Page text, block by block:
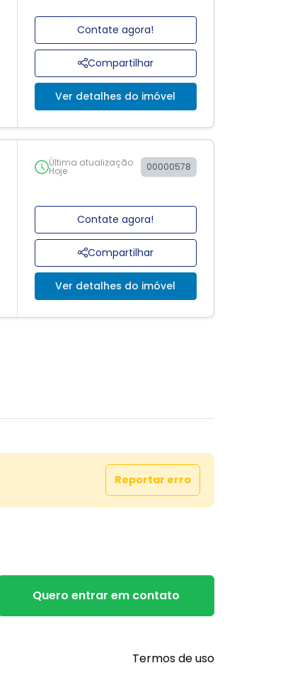
Contate agora!
Compartilhar
Ver detalhes do imóvel
Última atualização
Hoje 00000578
Contate agora!
Compartilhar
Ver detalhes do imóvel
Reportar erro
Quero entrar em contato
Termos de uso